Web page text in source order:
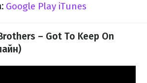
Google Play iTunes
– Got To Keep On